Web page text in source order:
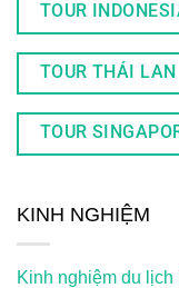
TOUR
TOUR THÁI LAN
TOUR
KINH NGHIỆM
Kinh nghiệm du lịch